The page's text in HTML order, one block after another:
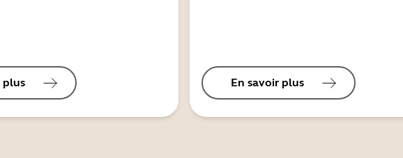
plus En savoir plus